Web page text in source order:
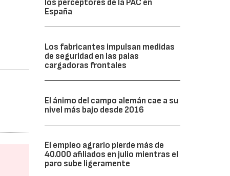
los perceptores de la PAC en
España
Los fabricantes impulsan medidas
de seguridad en las palas
cargadoras frontales
El ánimo del campo alemán cae a su
nivel más bajo desde 2016
El empleo agrario pierde más de
40.000 afiliados en julio mientras el
paro sube ligeramente